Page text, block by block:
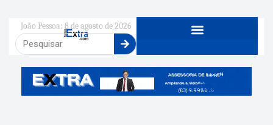
João Pessoa: 8 de agosto de 2026